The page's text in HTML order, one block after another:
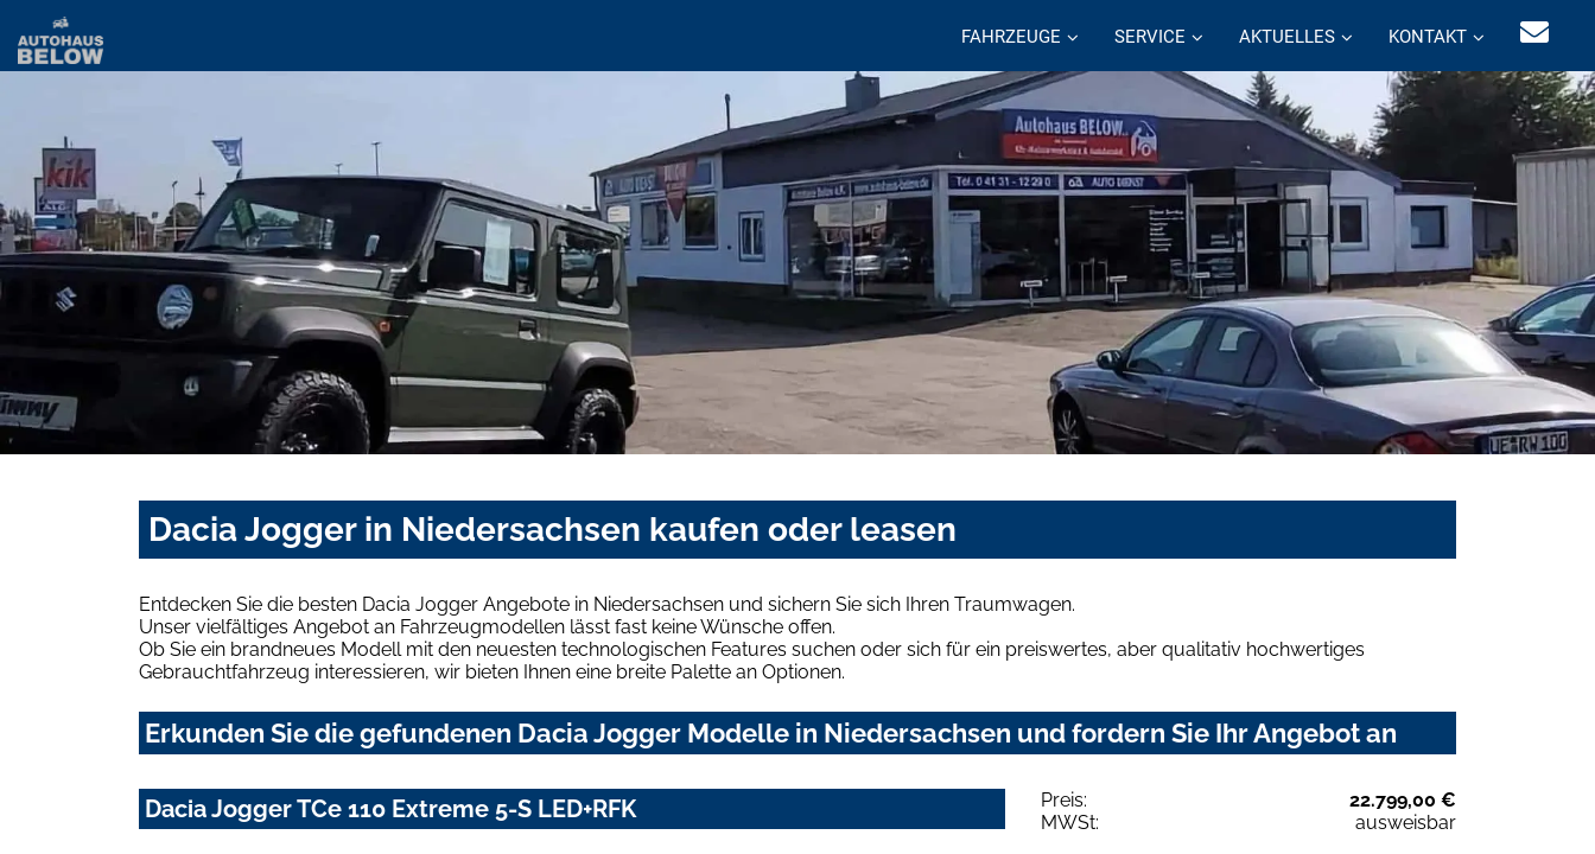
FAHRZEUGE SERVICE AKTUELLES KONTAKT
Dacia Jogger in Niedersachsen kaufen oder leasen
Entdecken Sie die besten Dacia Jogger Angebote in Niedersachsen und sichern Sie sich Ihren Traumwagen.
Unser vielfältiges Angebot an Fahrzeugmodellen lässt fast keine Wünsche offen.
Ob Sie ein brandneues Modell mit den neuesten technologischen Features suchen oder sich für ein preiswertes, aber qualitativ hochwertiges
Gebrauchtfahrzeug interessieren, wir bieten Ihnen eine breite Palette an Optionen.
Erkunden Sie die gefundenen Dacia Jogger Modelle in Niedersachsen und fordern Sie Ihr Angebot an
Dacia Jogger TCe 110 Extreme 5-S LED+RFK Preis:
22.799,00 €
MWSt:
ausweisbar